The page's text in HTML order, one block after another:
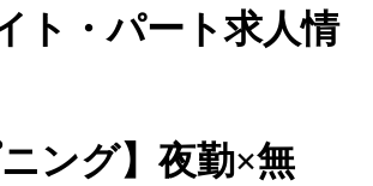
ト・パート求人情
ニング】夜勤×無